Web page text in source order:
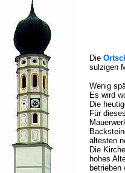
Die
sulzigen
Wenig
Es wird
Die
Für
ältesten
Die
hohes